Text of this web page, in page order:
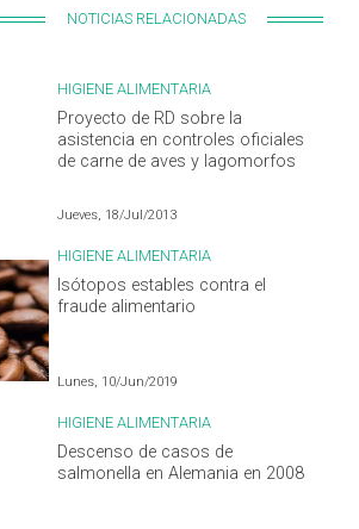
NOTICIAS RELACIONADAS
HIGIENE ALIMENTARIA
Proyecto de RD sobre la
asistencia en controles oficiales
de carne de aves y lagomorfos
Jueves, 18/Jul/2013
HIGIENE ALIMENTARIA
Isótopos estables contra el
fraude alimentario
Lunes, 10/Jun/2019
HIGIENE ALIMENTARIA
Descenso de casos de
salmonella en Alemania en 2008